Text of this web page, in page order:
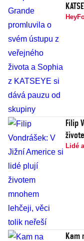
Filip
Lidé
Kam